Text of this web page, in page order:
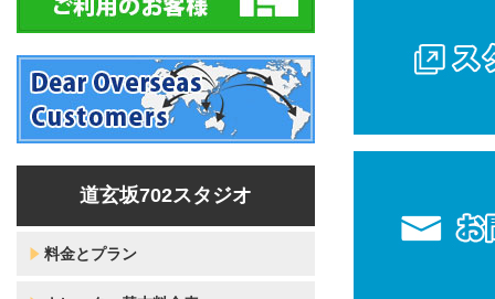
道玄坂702スタジオ
料金とプラン